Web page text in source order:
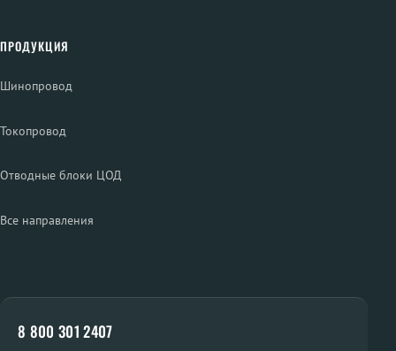
ПРОДУКЦИЯ
Шинопровод
Токопровод
Отводные блоки ЦОД
Все направления
8 800 301 2407